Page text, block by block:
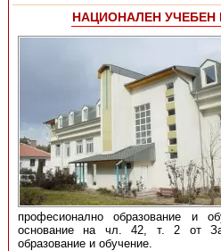
НАЦИОНАЛЕН УЧЕБЕН
професионално образование и
основание на чл. 42, т. 2 от
образование и обучение.